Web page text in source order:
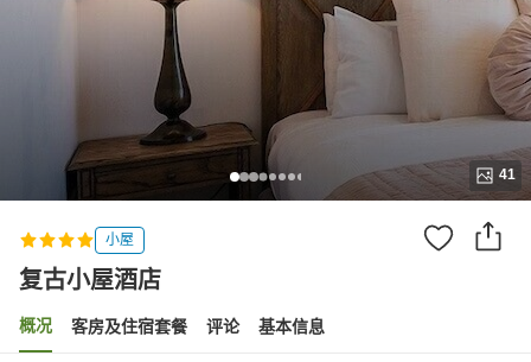
41
小屋
复古小屋酒店
概况 客房及住宿套餐 评论 基本信息